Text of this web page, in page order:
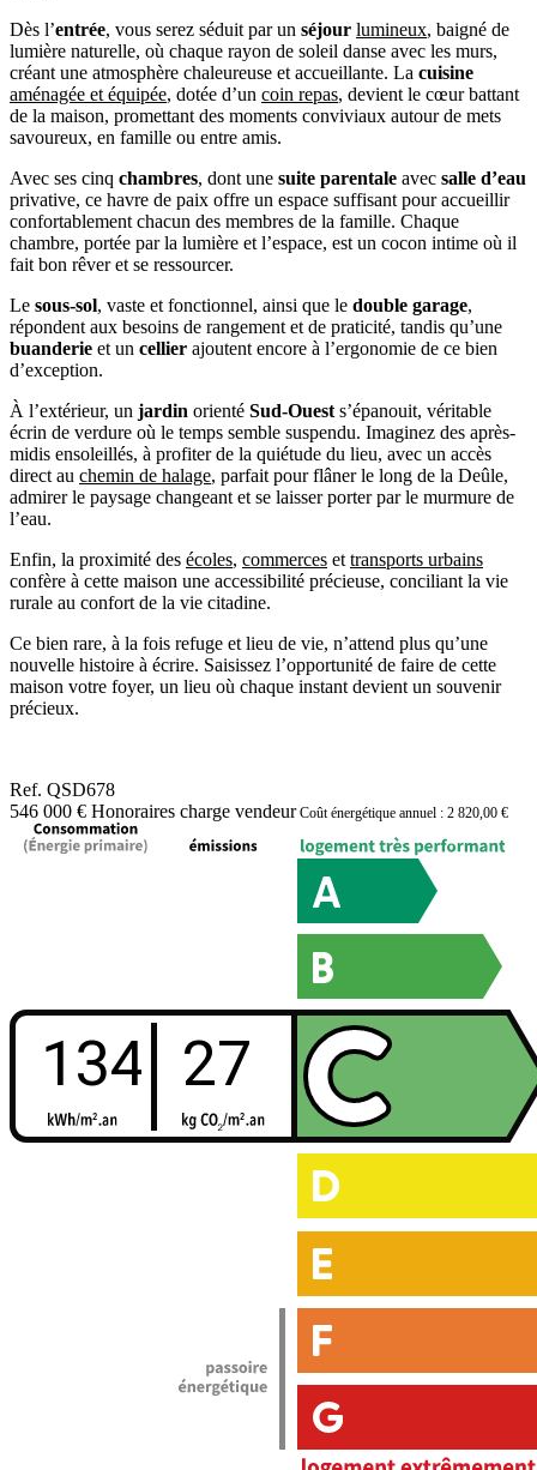
Dès l’entrée, vous serez séduit par un séjour lumineux, baigné de
lumière naturelle, où chaque rayon de soleil danse avec les murs,
créant une atmosphère chaleureuse et accueillante. La cuisine
aménagée et équipée, dotée d’un coin repas, devient le cœur battant
de la maison, promettant des moments conviviaux autour de mets
savoureux, en famille ou entre amis.
Avec ses cinq chambres, dont une suite parentale avec salle d’eau
privative, ce havre de paix offre un espace suffisant pour accueillir
confortablement chacun des membres de la famille. Chaque
chambre, portée par la lumière et l’espace, est un cocon intime où il
fait bon rêver et se ressourcer.
Le sous-sol, vaste et fonctionnel, ainsi que le double garage,
répondent aux besoins de rangement et de praticité, tandis qu’une
buanderie et un cellier ajoutent encore à l’ergonomie de ce bien
d’exception.
À l’extérieur, un jardin orienté Sud-Ouest s’épanouit, véritable
écrin de verdure où le temps semble suspendu. Imaginez des après-
midis ensoleillés, à profiter de la quiétude du lieu, avec un accès
direct au chemin de halage, parfait pour flâner le long de la Deûle,
admirer le paysage changeant et se laisser porter par le murmure de
l’eau.
Enfin, la proximité des écoles, commerces et transports urbains
confère à cette maison une accessibilité précieuse, conciliant la vie
rurale au confort de la vie citadine.
Ce bien rare, à la fois refuge et lieu de vie, n’attend plus qu’une
nouvelle histoire à écrire. Saisissez l’opportunité de faire de cette
maison votre foyer, un lieu où chaque instant devient un souvenir
précieux.
Ref. QSD678
546 000 € Honoraires charge vendeurCoût énergétique annuel : 2 820,00 €
134 27